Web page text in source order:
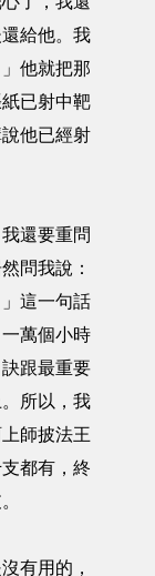
給他。我
他就把那
已射中靶
他已經射
還要重問
問我說：
這一句話
萬個小時
跟最重要
所以，我
師披法王
都有，終
有用的，